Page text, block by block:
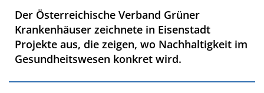
Der Österreichische Verband Grüner
Krankenhäuser zeichnete in Eisenstadt
Projekte aus, die zeigen, wo Nachhaltigkeit im
Gesundheitswesen konkret wird.